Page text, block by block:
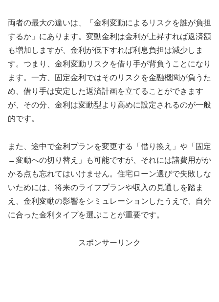
両者の最大の違いは、「金利変動によるリスクを誰が負担
するか」にあります。変動金利は金利が上昇すれば返済額
も増加しますが、金利が低下すれば利息負担は減少しま
す。つまり、金利変動リスクを借り手が背負うことになり
ます。一方、固定金利ではそのリスクを金融機関が負うた
め、借り手は安定した返済計画を立てることができます
が、その分、金利は変動型より高めに設定されるのが一般
的です。
また、途中で金利プランを変更する「借り換え」や「固定
→変動への切り替え」も可能ですが、それには諸費用がか
かる点も忘れてはいけません。住宅ローン選びで失敗しな
いためには、将来のライフプランや収入の見通しを踏ま
え、金利変動の影響をシミュレーションしたうえで、自分
に合った金利タイプを選ぶことが重要です。
スポンサーリンク